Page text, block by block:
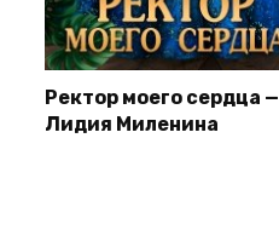
Ректор моего сердца —
Лидия Миленина